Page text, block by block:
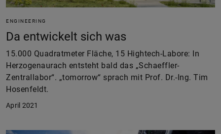
ENGINEERING
Da entwickelt sich was
15.000 Quadratmeter Fläche, 15 Hightech-Labore: In
Herzogenaurach entsteht bald das „Schaeffler-
Zentrallabor“. „tomorrow“ sprach mit Prof. Dr.-Ing. Tim
Hosenfeldt.
April 2021